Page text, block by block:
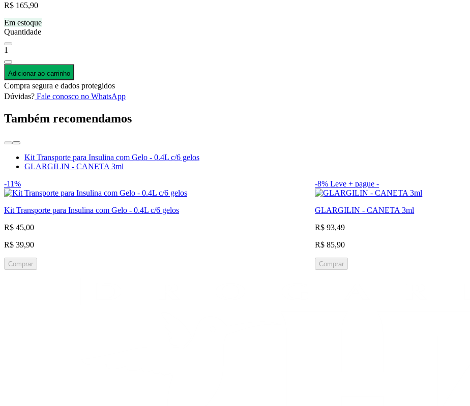
R$ 165,90
Em estoque
Quantidade
1
Adicionar ao carrinho
Compra segura e dados protegidos
Dúvidas? Fale conosco no WhatsApp
Também recomendamos
Kit Transporte para Insulina com Gelo - 0.4L c/6 gelos
GLARGILIN - CANETA 3ml
-11%
Kit Transporte para Insulina com Gelo - 0.4L c/6 gelos
R$ 45,00
R$ 39,90
Comprar
-8%Leve + pague -
GLARGILIN - CANETA 3ml
R$ 93,49
R$ 85,90
Comprar